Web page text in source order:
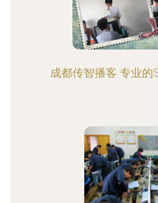
成都传智播客 专业的